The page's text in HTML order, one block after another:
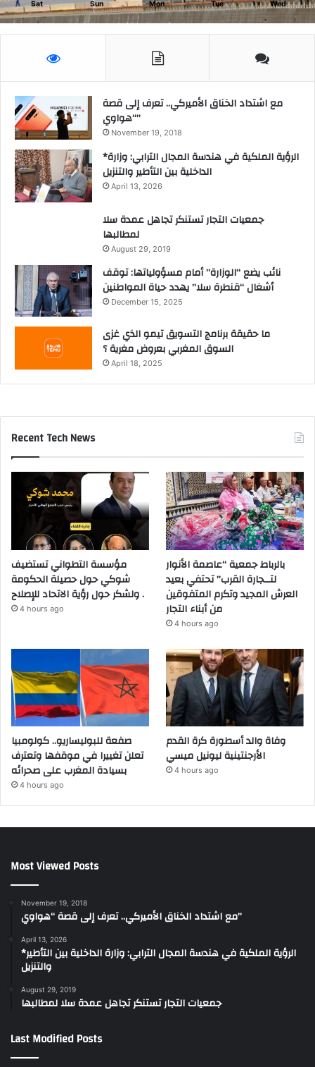
.
Sat Sun Mon Tue Wed
مع اشتداد الخناق الأميركي.. تعرف إلى قصة
“هواوي”
November 19, 2018
*الرؤية الملكية في هندسة المجال الترابي: وزارة
الداخلية بين التأطير والتنزيل
April 13, 2026
جمعيات التجار تستنكر تجاهل عمدة سلا
لمطالبها
August 29, 2019
نائب يضع “الوزارة” أمام مسؤولياتها: توقف
أشغال “قنطرة سلا” يهدد حياة المواطنين
December 15, 2025
ما حقيقة برنامج التسويق تيمو الذي غزى
السوق المغربي بعروض مغرية ؟
April 18, 2025
Recent Tech News
مؤسسة التطواني تستضيف
شوكي حول حصيلة الحكومة
ولشكر حول رؤية الاتحاد للإصلاح .
4 hours ago
بالرباط جمعية “عاصمة الأنوار
لتــجارة القرب” تحتفي بعيد
العرش المجيد وتكرم المتفوقين
من أبناء التجار
4 hours ago
صفعة للبوليساريو.. كولومبيا
تعلن تغييرا في موقفها وتعترف
بسيادة المغرب على صحرائه
4 hours ago
وفاة والد أسطورة كرة القدم
الأرجنتينية ليونيل ميسي
4 hours ago
Most Viewed Posts
November 19, 2018
مع اشتداد الخناق الأميركي.. تعرف إلى قصة “هواوي”
April 13, 2026
*الرؤية الملكية في هندسة المجال الترابي: وزارة الداخلية بين التأطير
والتنزيل
August 29, 2019
جمعيات التجار تستنكر تجاهل عمدة سلا لمطالبها
Last Modified Posts